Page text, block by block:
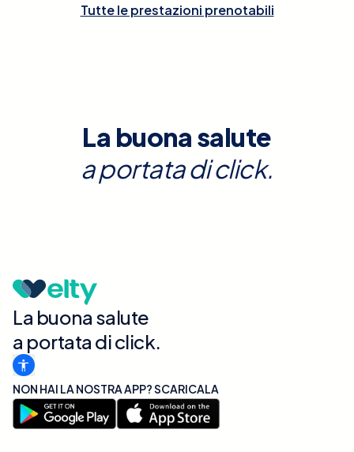
Tutte le prestazioni prenotabili
La buona salute
a portata di click.
La buona salute
a portata di click.
NON HAI LA NOSTRA APP? SCARICALA